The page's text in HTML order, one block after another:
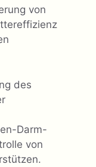
von
des
Darm-
von